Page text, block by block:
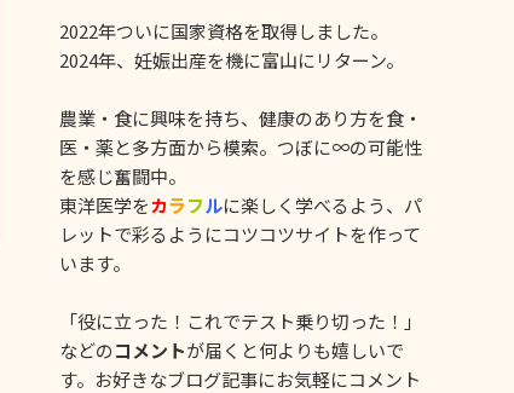
2022年ついに国家資格を取得しました。
2024年、妊娠出産を機に富山にリターン。
農業・食に興味を持ち、健康のあり方を食・
医・薬と多方面から模索。つぼに∞の可能性
を感じ奮闘中。
東洋医学をカラフルに楽しく学べるよう、パ
レットで彩るようにコツコツサイトを作って
います。
「役に立った！これでテスト乗り切った！」
などのコメントが届くと何よりも嬉しいで
す。お好きなブログ記事にお気軽にコメント